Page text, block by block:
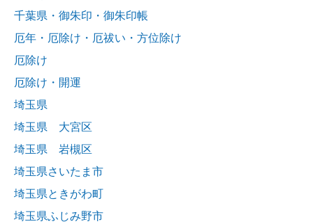
千葉県・御朱印・御朱印帳
厄年・厄除け・厄祓い・方位除け
厄除け
厄除け・開運
埼玉県
埼玉県 大宮区
埼玉県 岩槻区
埼玉県さいたま市
埼玉県ときがわ町
埼玉県ふじみ野市